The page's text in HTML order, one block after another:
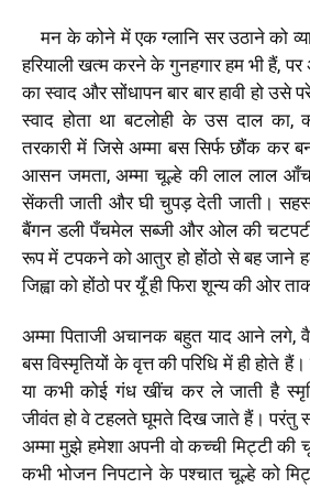
मन के कोने में एक ग्लानि सर उठाने को
हरियाली खत्म करने के गुनहगार हम भी हैं,
का स्वाद और सोंधापन बार बार हावी हो
स्वाद होता था बटलोही के उस दाल का,
तरकारी में जिसे अम्मा बस सिर्फ छौंक कर
आसन जमता, अम्मा चूल्हे की लाल लाल आँच
सेंकती जाती और घी चुपड़ देती जाती।
बैंगन डली पँचमेल सब्जी और ओल की
रूप में टपकने को आतुर हो होंठो से बह जाने
जिह्वा को होंठो पर यूँ ही फिरा शून्य की ओर
अम्मा पिताजी अचानक बहुत याद आने लगे,
बस विस्मृतियों के वृत्त की परिधि में ही होते
या कभी कोई गंध खींच कर ले जाती है
जीवंत हो वे टहलते घूमते दिख जाते हैं। परंतु
अम्मा मुझे हमेशा अपनी वो कच्ची मिट्टी की
कभी भोजन निपटाने के पश्चात चूल्हे को